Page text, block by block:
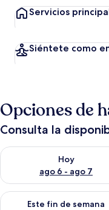
Servicios
Siéntete como
Opciones de
Consulta la
Hoy
ago 6 - ago 7
Consulta la
Este fin de semana
Consulta la